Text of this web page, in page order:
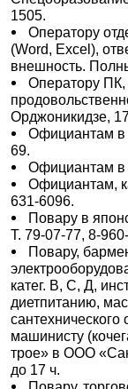
1505.
Оператору
(Word, Excel),
внешность.
Оператору ПК,
Орджоникидзе,
Официантам в
69.
Официантам в
Официантам,
631-6096.
Повару в
Т. 79-07-77, 8-
Повару,
катег. В, С, Д,
диетпитанию,
машинисту
трое» в ООО
до 17 ч.